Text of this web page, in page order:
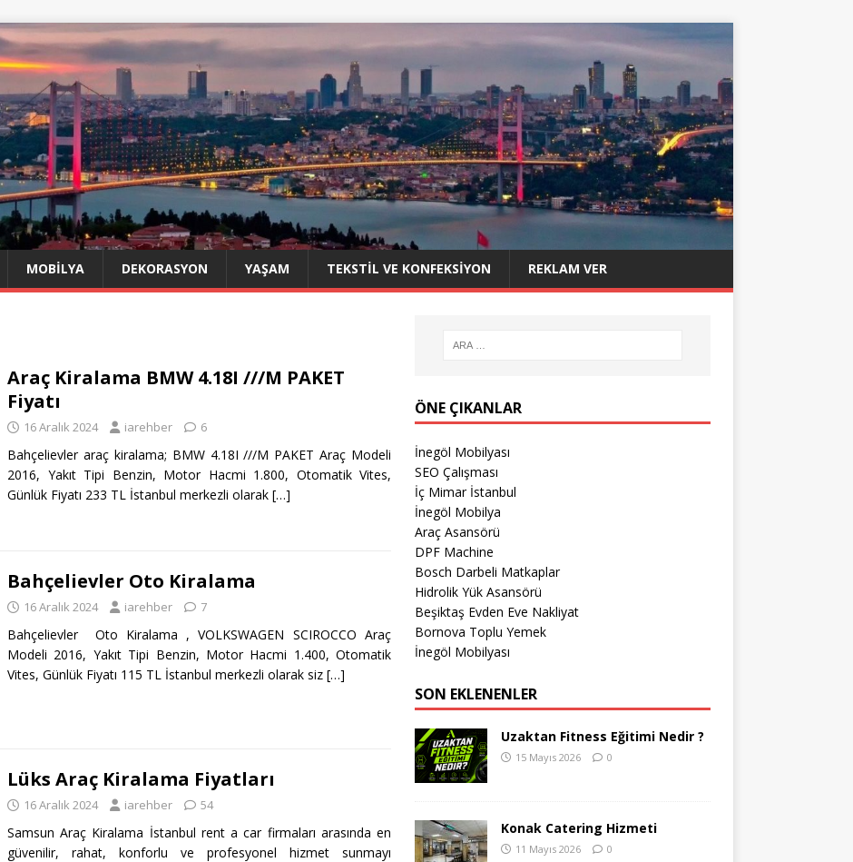
MOBILYA DEKORASYON YAŞAM TEKSTIL VE KONFEKSIYON REKLAM VER
Araç Kiralama BMW 4.18I ///M PAKET
Fiyatı
16 Aralık 2024 iarehber 6
Bahçelievler araç kiralama; BMW 4.18I ///M PAKET Araç Modeli
2016, Yakıt Tipi Benzin, Motor Hacmi 1.800, Otomatik Vites,
Günlük Fiyatı 233 TL İstanbul merkezli olarak […]
Bahçelievler Oto Kiralama
16 Aralık 2024 iarehber 7
Bahçelievler Oto Kiralama , VOLKSWAGEN SCIROCCO Araç
Modeli 2016, Yakıt Tipi Benzin, Motor Hacmi 1.400, Otomatik
Vites, Günlük Fiyatı 115 TL İstanbul merkezli olarak siz […]
Lüks Araç Kiralama Fiyatları
16 Aralık 2024 iarehber 54
Samsun Araç Kiralama İstanbul rent a car firmaları arasında en
güvenilir, rahat, konforlu ve profesyonel hizmet sunmayı
ÖNE ÇIKANLAR
İnegöl Mobilyası
SEO Çalışması
İç Mimar İstanbul
İnegöl Mobilya
Araç Asansörü
DPF Machine
Bosch Darbeli Matkaplar
Hidrolik Yük Asansörü
Beşiktaş Evden Eve Nakliyat
Bornova Toplu Yemek
İnegöl Mobilyası
SON EKLENENLER
Uzaktan Fitness Eğitimi Nedir ?
15 Mayıs 2026 0
Konak Catering Hizmeti
11 Mayıs 2026 0